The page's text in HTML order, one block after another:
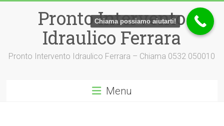
Pronto Intervento
Idraulico Ferrara
Pronto Intervento Idraulico Ferrara – Chiama 0532 050010
Menu
Chiama possiamo aiutarti!